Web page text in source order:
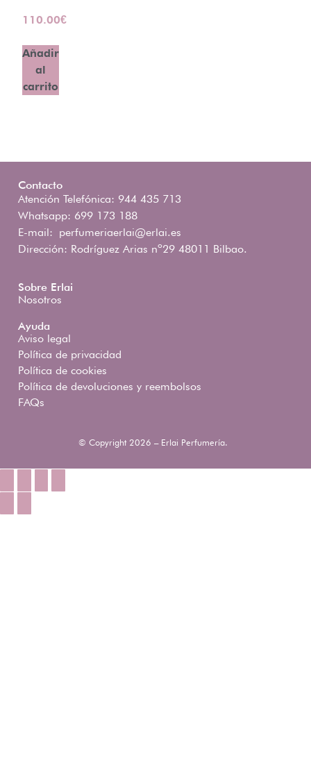
110.00€
Añadir
al
carrito
Contacto
Atención Telefónica: 944 435 713
Whatsapp: 699 173 188
E-mail: perfumeriaerlai@erlai.es
Dirección: Rodríguez Arias nº29 48011 Bilbao.
Sobre Erlai
Nosotros
Ayuda
Aviso legal
Política de privacidad
Política de cookies
Política de devoluciones y reembolsos
FAQs
© Copyright 2026 – Erlai Perfumería.